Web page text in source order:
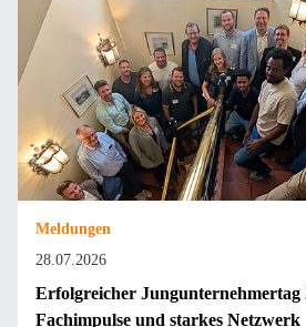
Meldungen
28.07.2026
Erfolgreicher Jungunternehmertag
Fachimpulse und starkes Netzwerk